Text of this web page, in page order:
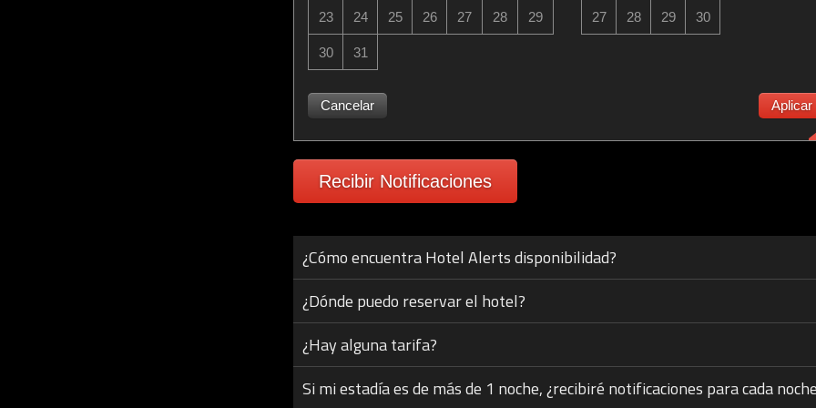
23 24 25 26 27 28 29
30 31
27 28 29 30
Cancelar Aplicar
Recibir Notificaciones
¿Cómo encuentra Hotel Alerts disponibilidad?
¿Dónde puedo reservar el hotel?
¿Hay alguna tarifa?
Si mi estadía es de más de 1 noche, ¿recibiré notificaciones para cada